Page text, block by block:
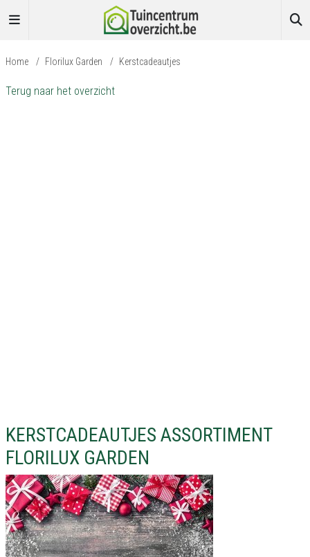
Home / Florilux Garden / Kerstcadeautjes
Terug naar het overzicht
KERSTCADEAUTJES ASSORTIMENT
FLORILUX GARDEN